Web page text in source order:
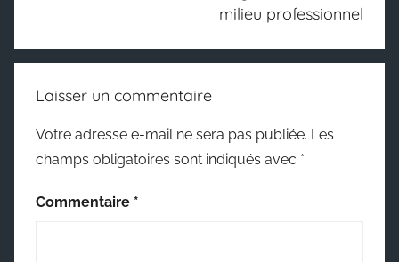
milieu professionnel
Laisser un commentaire
Votre adresse e-mail ne sera pas publiée. Les
champs obligatoires sont indiqués avec *
Commentaire *